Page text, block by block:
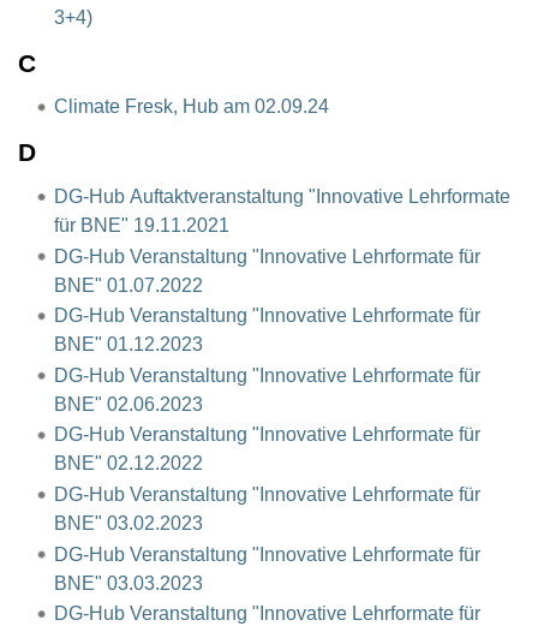
3+4)
C
Climate Fresk, Hub am 02.09.24
D
DG-Hub Auftaktveranstaltung "Innovative Lehrformate
für BNE" 19.11.2021
DG-Hub Veranstaltung "Innovative Lehrformate für
BNE" 01.07.2022
DG-Hub Veranstaltung "Innovative Lehrformate für
BNE" 01.12.2023
DG-Hub Veranstaltung "Innovative Lehrformate für
BNE" 02.06.2023
DG-Hub Veranstaltung "Innovative Lehrformate für
BNE" 02.12.2022
DG-Hub Veranstaltung "Innovative Lehrformate für
BNE" 03.02.2023
DG-Hub Veranstaltung "Innovative Lehrformate für
BNE" 03.03.2023
DG-Hub Veranstaltung "Innovative Lehrformate für